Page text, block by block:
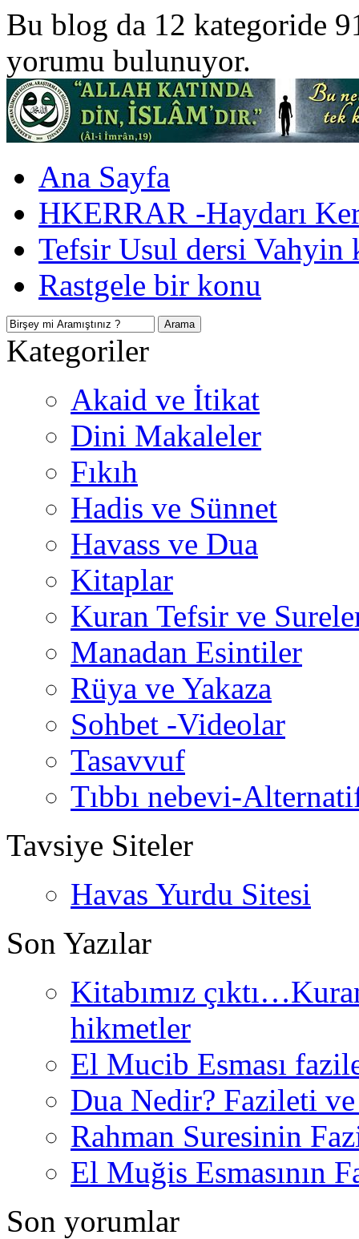
Bu blog da 12 kategoride
yorumu bulunuyor.
Ana Sayfa
HKERRAR -Haydarı
Tefsir Usul dersi Vahyin
Rastgele bir konu
Kategoriler
Akaid ve İtikat
Dini Makaleler
Fıkıh
Hadis ve Sünnet
Havass ve Dua
Kitaplar
Kuran Tefsir ve
Manadan Esintiler
Rüya ve Yakaza
Sohbet -Videolar
Tasavvuf
Tıbbı nebevi-
Tavsiye Siteler
Havas Yurdu Sitesi
Son Yazılar
Kitabımız
hikmetler
El Mucib Esması
Dua Nedir? Fazileti
Rahman Suresinin
El Muğis Esmasının
Son yorumlar